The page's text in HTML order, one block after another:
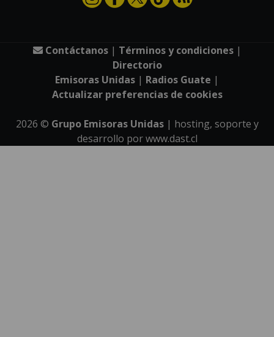
Contáctanos| Términos y condiciones|
Directorio
Emisoras Unidas | Radios Guate |
Actualizar preferencias de cookies
2026 © Grupo Emisoras Unidas| hosting, soporte y
desarrollo porwww.dast.cl